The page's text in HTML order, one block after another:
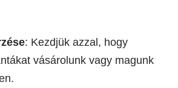
: Kezdjük azzal, hogy
vásárolunk vagy magunk